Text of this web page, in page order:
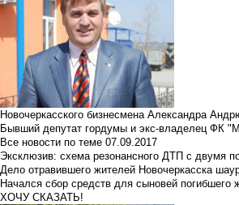
Новочеркасского бизнесмена Александра
Бывший депутат гордумы и экс-владелец ФК
Все новости по теме 07.09.2017
Эксклюзив: схема резонансного ДТП с двумя
Дело отравившего жителей Новочеркасска
Начался сбор средств для сыновей
ХОЧУ СКАЗАТЬ!